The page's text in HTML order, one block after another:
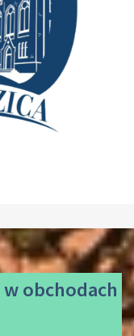
w obchodach